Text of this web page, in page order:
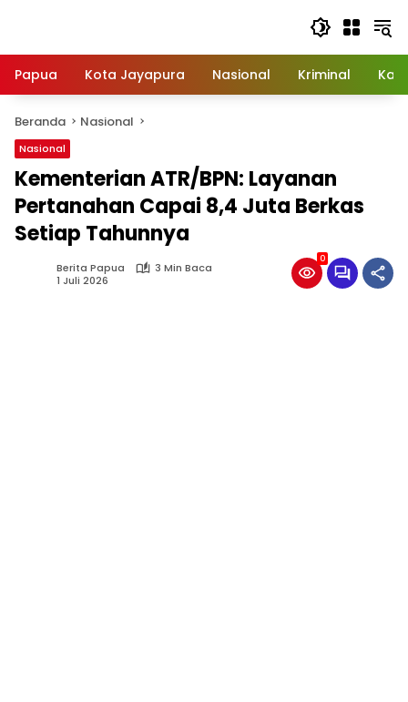
Papua
Kota Jayapura Nasional Kriminal
Beranda Nasional
Nasional
Kementerian ATR/BPN: Layanan
Pertanahan Capai 8,4 Juta Berkas
Setiap Tahunnya
Berita Papua
3 Min Baca
1 Juli 2026
0